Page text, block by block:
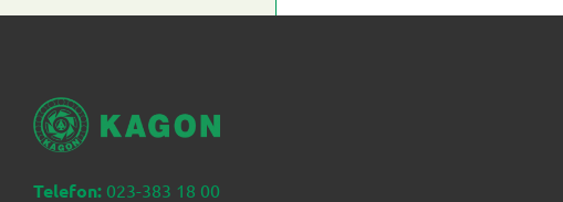
Telefon: 023-383 18 00